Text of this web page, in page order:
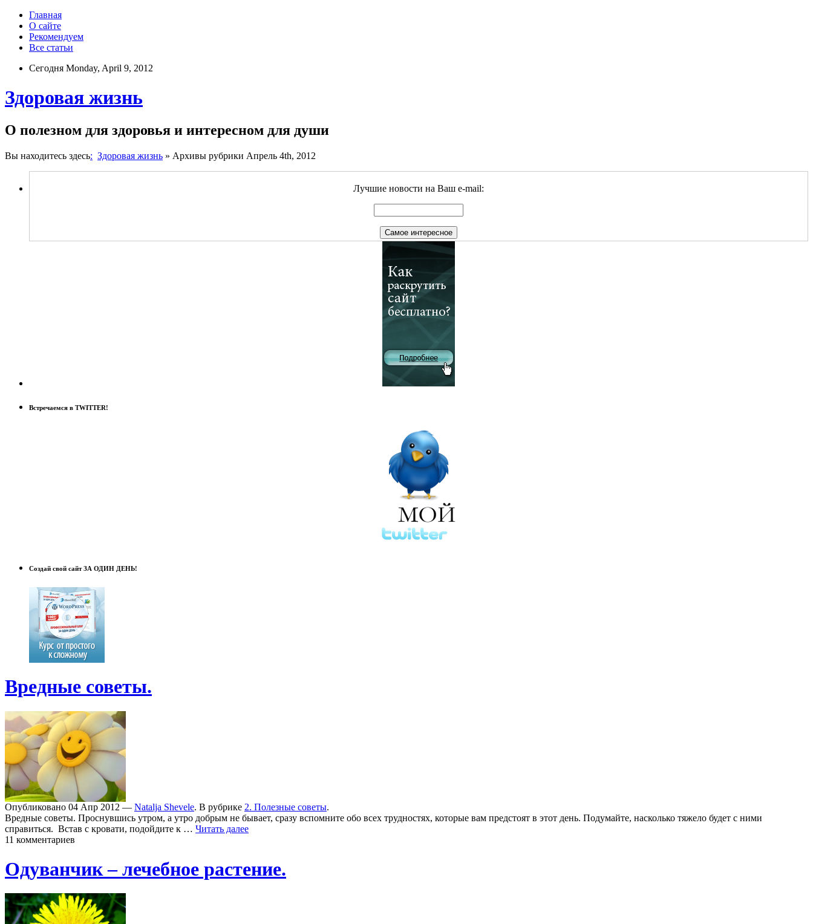
Главная
О сайте
Рекомендуем
Все статьи
Сегодня Monday, April 9, 2012
Здоровая жизнь
О полезном для здоровья и интересном для души
Вы находитесь здесь: Здоровая жизнь » Архивы рубрики Апрель 4th, 2012
Лучшие новости на Ваш e-mail:
Встречаемся в TWITTER!
Создай свой сайт ЗА ОДИН ДЕНЬ!
Вредные советы.
Опубликовано 04 Апр 2012 — Natalja Shevele. В рубрике 2. Полезные советы.
Вредные советы. Проснувшись утром, а утро добрым не бывает, сразу вспомните обо всех трудностях, которые вам предстоят в этот день. Подумайте, насколько тяжело будет с ними
справиться. Встав с кровати, подойдите к … Читать далее
11 комментариев
Одуванчик – лечебное растение.